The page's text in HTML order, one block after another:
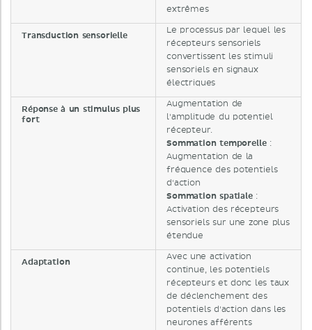
extrêmes
Transduction sensorielle
Le processus par lequel les
récepteurs sensoriels
convertissent les stimuli
sensoriels en signaux
électriques
Réponse à un stimulus plus
fort
Augmentation de
l'amplitude du potentiel
récepteur.
Sommation temporelle:
Augmentation de la
fréquence des potentiels
d'action
Sommation spatiale:
Activation des récepteurs
sensoriels sur une zone plus
étendue
Adaptation
Avec une activation
continue, les potentiels
récepteurs et donc les taux
de déclenchement des
potentiels d'action dans les
neurones afférents